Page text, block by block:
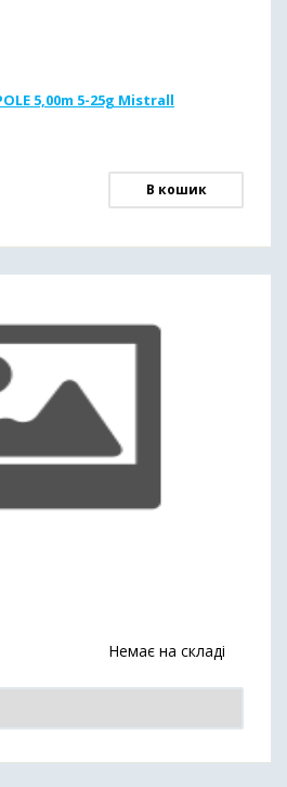
5,00m 5-25g Mistrall
В кошик
Немає на складі